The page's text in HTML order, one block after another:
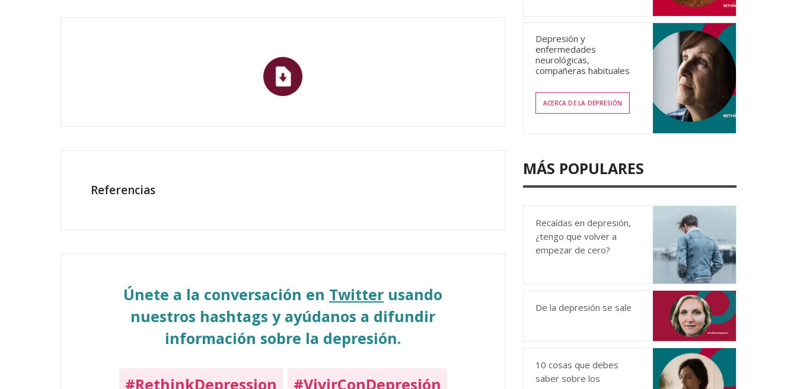
Referencias
Únete a la conversación en Twitter usando
nuestros hashtags y ayúdanos a difundir
información sobre la depresión.
#RethinkDepression #VivirConDepresión
Depresión y
enfermedades
neurológicas,
compañeras habituales
ACERCA DE LA DEPRESIÓN
MÁS POPULARES
Recaídas en depresión,
¿tengo que volver a
empezar de cero?
De la depresión se sale
10 cosas que debes
saber sobre los